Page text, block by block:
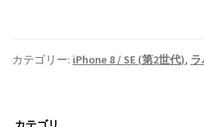
カテゴリー: iPhone 8 / SE (第2世代),